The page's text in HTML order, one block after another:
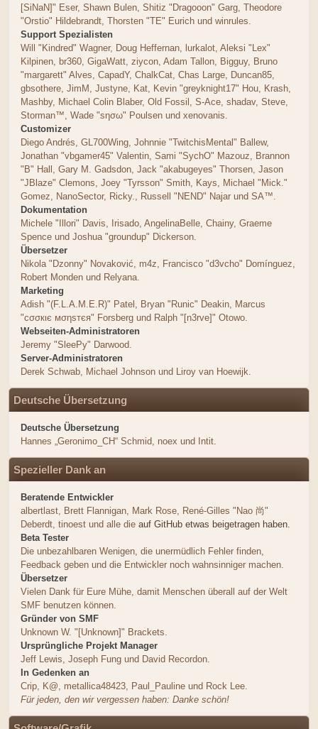
[SiNaN]" Eser, Shawn Bulen, Shitiz "Dragooon" Garg, Theodore
"Orstio" Hildebrandt, Thorsten "TE" Eurich und winrules.
Support Spezialisten
Will "Kindred" Wagner, Doug Heffernan, lurkalot, Aleksi "Lex"
Kilpinen, br360, GigaWatt, ziycon, Adam Tallon, Bigguy, Bruno
"margarett" Alves, CapadY, ChalkCat, Chas Large, Duncan85,
gbsothere, JimM, Justyne, Kat, Kevin "greyknight17" Hou, Krash,
Mashby, Michael Colin Blaber, Old Fossil, S-Ace, shadav, Steve,
Storman™, Wade "sησω" Poulsen und xenovanis.
Customizer
Diego Andrés, GL700Wing, Johnnie "TwitchisMental" Ballew,
Jonathan "vbgamer45" Valentin, Sami "SychO" Mazouz, Brannon
"B" Hall, Gary M. Gadsdon, Jack "akabugeyes" Thorsen, Jason
"JBlaze" Clemons, Joey "Tyrsson" Smith, Kays, Michael "Mick."
Gomez, NanoSector, Ricky., Russell "NEND" Najar und SA™.
Dokumentation
Michele "Illori" Davis, Irisado, AngelinaBelle, Chainy, Graeme
Spence und Joshua "groundup" Dickerson.
Übersetzer
Nikola "Dzonny" Novaković, m4z, Francisco "d3vcho" Domínguez,
Robert Monden und Relyana.
Marketing
Adish "(F.L.A.M.E.R)" Patel, Bryan "Runic" Deakin, Marcus
"cσσкιє мσηѕтєя" Forsberg und Ralph "[n3rve]" Otowo.
Webseiten-Administratoren
Jeremy "SleePy" Darwood.
Server-Administratoren
Derek Schwab, Michael Johnson und Liroy van Hoewijk.
Deutsche Übersetzung
Deutsche Übersetzung
Hannes „Geronimo_CH“ Schmid, noex und Intit.
Spezieller Dank an
Beratende Entwickler
albertlast, Brett Flannigan, Mark Rose, René-Gilles "Nao 尚"
Deberdt, tinoest und alle die auf GitHub etwas beigetragen haben
Beta Tester
Die unbezahlbaren Wenigen, die unermüdlich Fehler finden,
Feedback geben und die Entwickler noch wahnsinniger machen.
Übersetzer
Vielen Dank für Eure Mühe, damit Menschen überall auf der Welt
SMF benutzen können.
Gründer von SMF
Unknown W. "[Unknown]" Brackets.
Ursprüngliche Projekt Manager
Jeff Lewis, Joseph Fung und David Recordon.
In Gedenken an
Crip, K@, metallica48423, Paul_Pauline und Rock Lee.
Für jeden, den wir vergessen haben: Danke schön!